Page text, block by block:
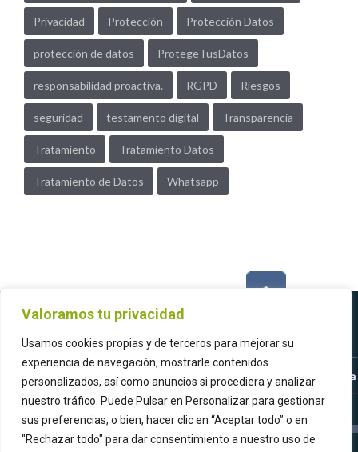
Valoramos tu privacidad
Usamos cookies propias y de terceros para mejorar su
experiencia de navegación, mostrarle contenidos
personalizados, así como anuncios si procediera y analizar
nuestro tráfico. Puede Pulsar en Personalizar para gestionar
sus preferencias, o bien, hacer clic en “Aceptar todo” o en
"Rechazar todo" para dar consentimiento a nuestro uso de
Privacidad Protección Protección Datos
protección de datos ProtegeTusDatos
responsabilidad proactiva. RGPD Riesgos
seguridad testamento digital Transparencia
Tratamiento Tratamiento Datos
Tratamiento de Datos Whatsapp
ASOCIACIÓN ESPAÑOLA PARA LA CALIDAD